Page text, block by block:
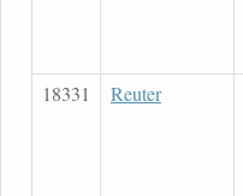
18331 Reuter